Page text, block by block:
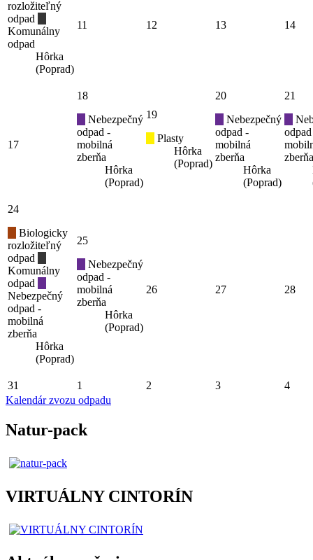
rozložiteľný
odpad
Komunálny
odpad
Hôrka
(Poprad)
11 12 13 14
17
18
Nebezpečný
odpad -
mobilná
zberňa
Hôrka
(Poprad)
19
Plasty
Hôrka
(Poprad)
20
Nebezpečný
odpad -
mobilná
zberňa
Hôrka
(Poprad)
21
zberňa
24
Biologicky
rozložiteľný
odpad
Komunálny
odpad
Nebezpečný
odpad -
mobilná
zberňa
Hôrka
(Poprad)
25
Nebezpečný
odpad -
mobilná
zberňa
Hôrka
(Poprad)
26 27 28
31 1 2 3
4
Kalendár zvozu odpadu
Natur-pack
VIRTUÁLNY CINTORÍN